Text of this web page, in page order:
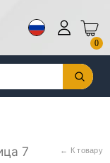
0
7 ← К товару